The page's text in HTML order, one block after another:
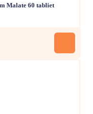
Malate 60 tabliet